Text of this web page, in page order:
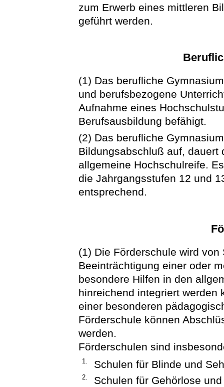
zum Erwerb eines mittleren
geführt werden.
(1) Das berufliche
und berufsbezogene
Aufnahme eines
Berufsausbildung befähigt.
(2) Das berufliche
Bildungsabschluß auf, dauert
allgemeine Hochschulreife.
die Jahrgangsstufen 12 und
entsprechend.
(1) Die Förderschule wird
Beeinträchtigung einer oder
besondere Hilfen in den
hinreichend integriert werden
einer besonderen
Förderschule können
werden.
Förderschulen sind
1. Schulen für Blinde und
2. Schulen für Gehörlose